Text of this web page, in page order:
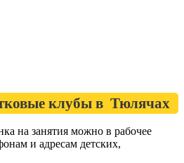
клубы в Тюлячах
на занятия можно в рабочее
и адресам детских,